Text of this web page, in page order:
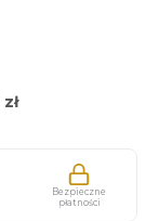
zł
Bezpieczne
płatności